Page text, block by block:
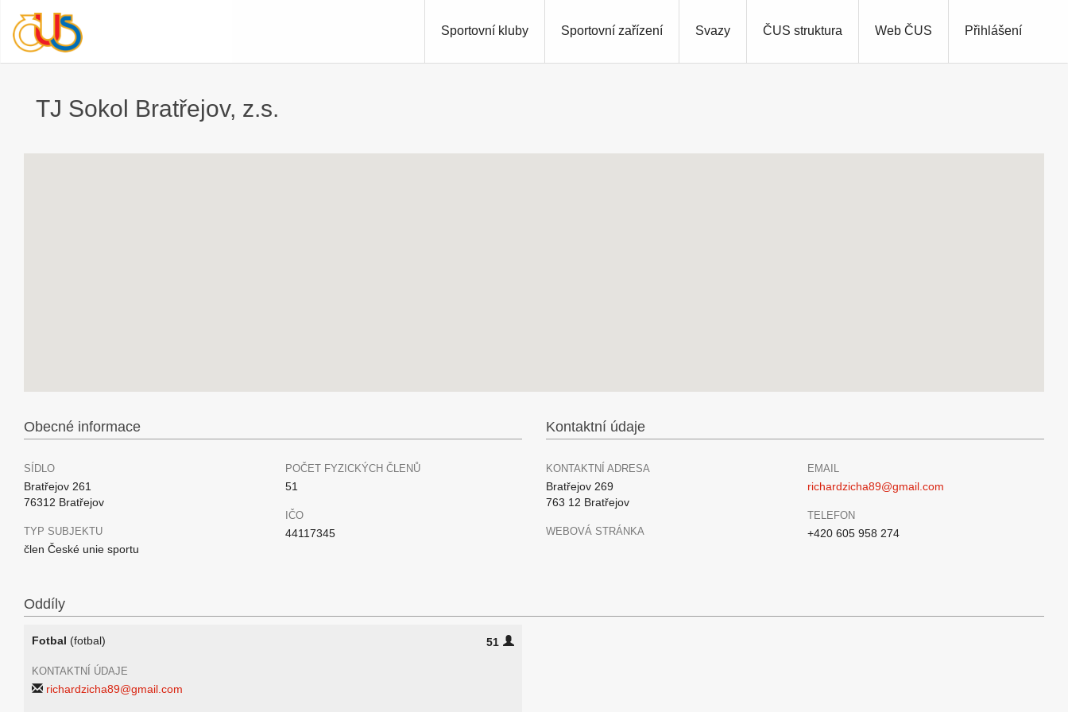
Přihlášení
Sportovní kluby Sportovní zařízení Svazy ČUS struktura Web ČUS
TJ Sokol Bratřejov, z.s.
Obecné informace
SÍDLO
Bratřejov 261
76312 Bratřejov
TYP SUBJEKTU
člen České unie sportu
POČET FYZICKÝCH ČLENŮ
51
IČO
44117345
Kontaktní údaje
KONTAKTNÍ ADRESA
Bratřejov 269
763 12 Bratřejov
WEBOVÁ STRÁNKA
EMAIL
richardzicha89@gmail.com
TELEFON
+420 605 958 274
Oddíly
Fotbal (fotbal) 51
KONTAKTNÍ ÚDAJE
richardzicha89@gmail.com